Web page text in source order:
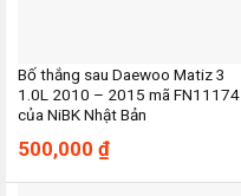
Bố thắng sau Daewoo Matiz 3
1.0L 2010 – 2015 mã FN11174
của NiBK Nhật Bản
500,000 ₫